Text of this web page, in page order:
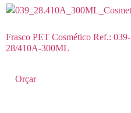
Frasco PET Cosmético Ref.: 039-
28/410A-300ML
Orçar